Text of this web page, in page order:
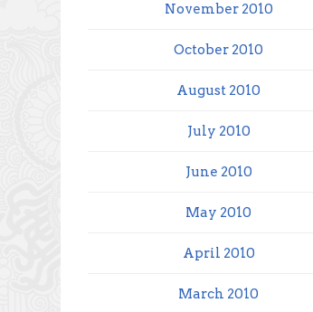
November 2010
October 2010
August 2010
July 2010
June 2010
May 2010
April 2010
March 2010